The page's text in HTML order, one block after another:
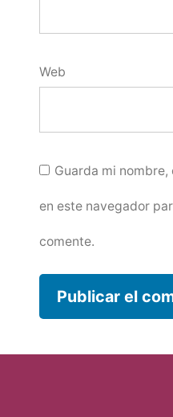
Web
Guarda mi
en este navegador
comente.